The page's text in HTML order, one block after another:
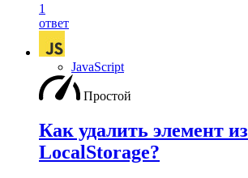
1
ответ
JavaScript
Простой
Как удалить элемент из
LocalStorage?